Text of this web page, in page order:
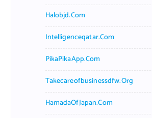
Halobjd.com
Intelligenceqatar.com
PikaPikaApp.com
Takecareofbusinessdfw.org
HamadaOfJapan.com